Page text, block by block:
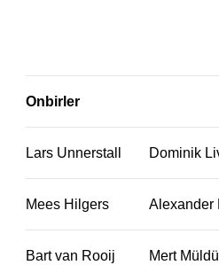
Onbirler
Lars Unnerstall Dominik
Mees Hilgers Alexander
Bart van Rooij Mert